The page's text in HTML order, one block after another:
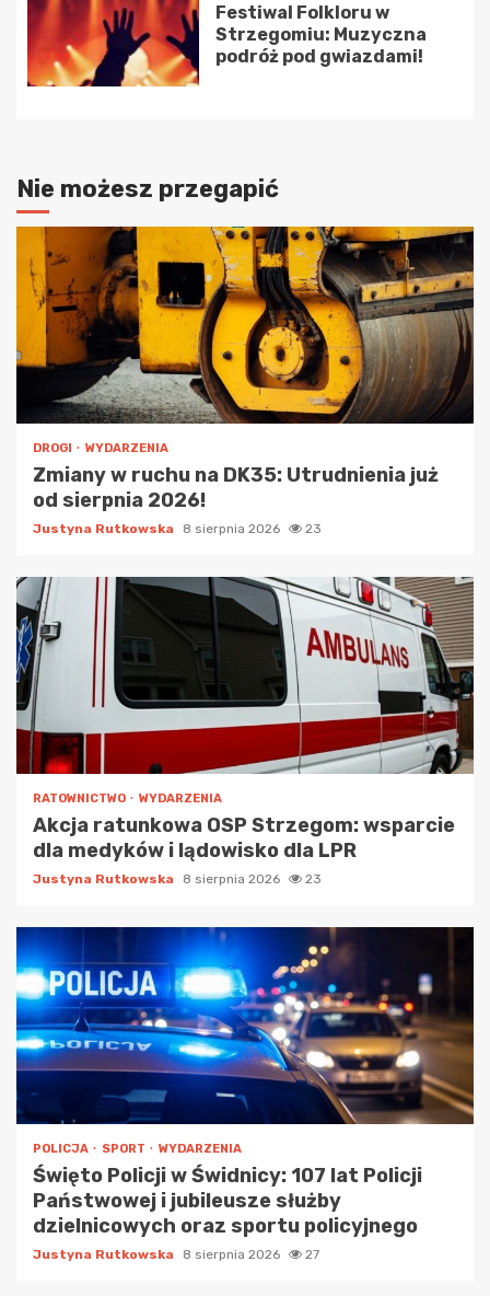
Festiwal Folkloru w
Strzegomiu: Muzyczna
podróż pod gwiazdami!
Nie możesz przegapić
DROGI WYDARZENIA
Zmiany w ruchu na DK35: Utrudnienia już
od sierpnia 2026!
Justyna Rutkowska 8 sierpnia 2026 23
RATOWNICTWO WYDARZENIA
Akcja ratunkowa OSP Strzegom: wsparcie
dla medyków i lądowisko dla LPR
Justyna Rutkowska 8 sierpnia 2026 23
POLICJA SPORT WYDARZENIA
Święto Policji w Świdnicy: 107 lat Policji
Państwowej i jubileusze służby
dzielnicowych oraz sportu policyjnego
Justyna Rutkowska 8 sierpnia 2026 27